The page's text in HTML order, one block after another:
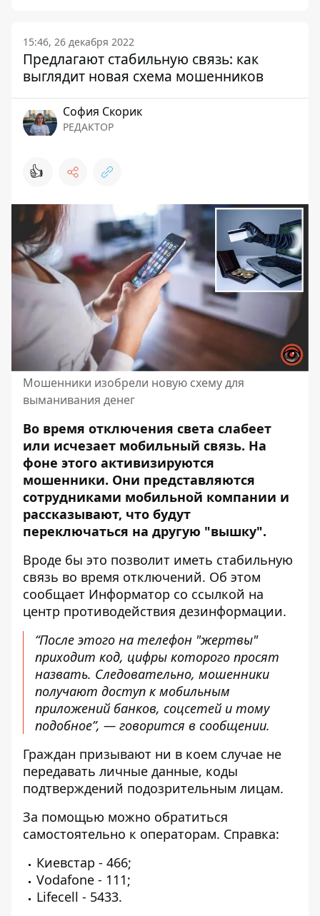
15:46, 26 декабря 2022
Предлагают стабильную связь: как
выглядит новая схема мошенников
София Скорик
РЕДАКТОР
👍
Мошенники изобрели новую схему для
выманивания денег
Во время отключения света слабеет
или исчезает мобильный связь. На
фоне этого активизируются
мошенники. Они представляются
сотрудниками мобильной компании и
рассказывают, что будут
переключаться на другую "вышку".
Вроде бы это позволит иметь стабильную
связь во время отключений. Об этом
сообщает Информатор со ссылкой на
центр противодействия дезинформации.
“После этого на телефон "жертвы"
приходит код, цифры которого просят
назвать. Следовательно, мошенники
получают доступ к мобильным
приложений банков, соцсетей и тому
подобное”, — говорится в сообщении.
Граждан призывают ни в коем случае не
передавать личные данные, коды
подтверждений подозрительным лицам.
За помощью можно обратиться
самостоятельно к операторам. Справка:
Киевстар - 466;
Vodafone - 111;
Lifecell - 5433.